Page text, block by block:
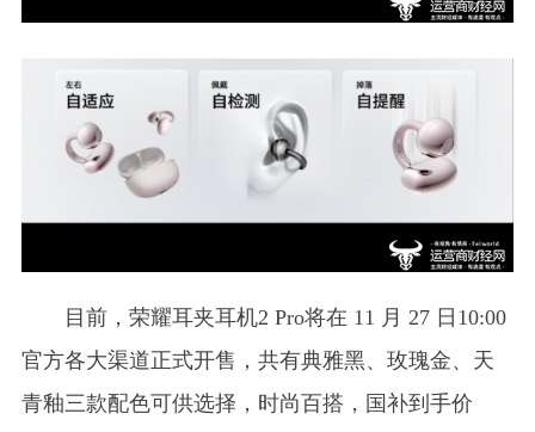
目前，荣耀耳夹耳机2 Pro将在 11 月 27 日10:00
官方各大渠道正式开售，共有典雅黑、玫瑰金、天
青釉三款配色可供选择，时尚百搭，国补到手价